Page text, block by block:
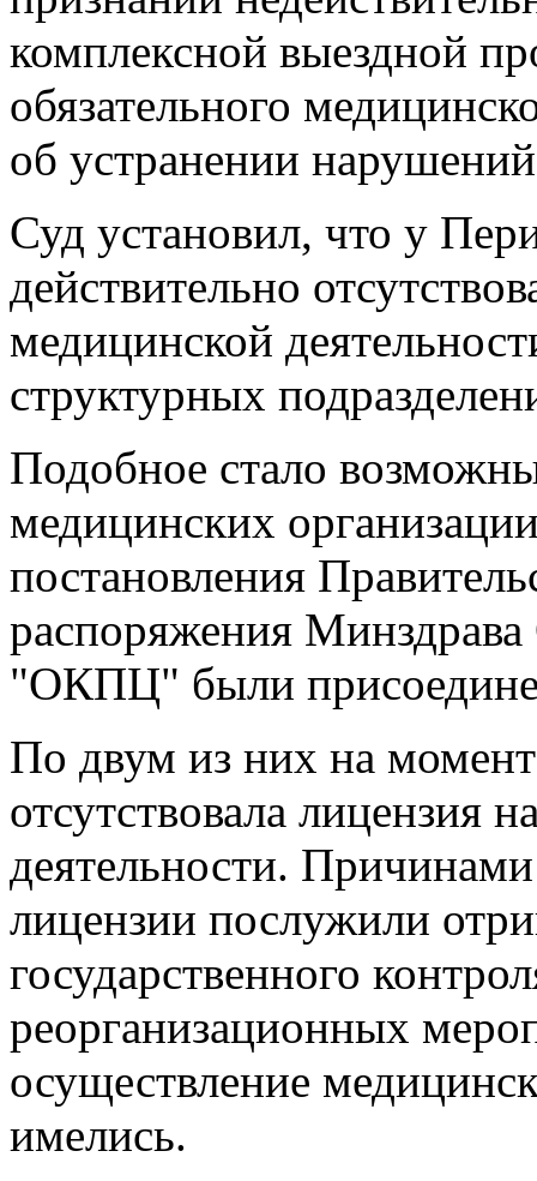
комплексной выездной
обязательного
об устранении
Суд установил, что у
действительно
медицинской
структурных
Подобное стало
медицинских
постановления
распоряжения
"ОКПЦ" были
По двум из них на
отсутствовала лицензия
деятельности.
лицензии послужили
государственного
реорганизационных
осуществление
имелись.